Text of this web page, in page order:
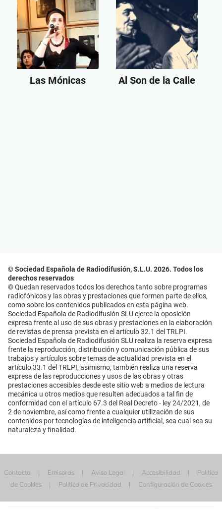
Las Mónicas Al Son de la Calle
© Sociedad Española de Radiodifusión, S.L.U. 2026. Todos los
derechos reservados
© Quedan reservados todos los derechos tanto sobre programas
radiofónicos y las obras y prestaciones que formen parte de ellos,
como sobre los contenidos publicados en esta página web.
Sociedad Española de Radiodifusión SLU ejerce la oposición
expresa frente al uso de sus obras y prestaciones en la elaboración
de revistas de prensa prevista en el artículo 32.1 del TRLPI.
Sociedad Española de Radiodifusión SLU realiza la reserva expresa
frente la reproducción, distribución y comunicación pública de sus
trabajos y artículos sobre temas de actualidad prevista en el
artículo 33.1 del TRLPI, asimismo, también realiza una reserva
expresa de las reproducciones y usos de las obras y otras
prestaciones accesibles desde este sitio web a medios de lectura
mecánica u otros medios que resulten adecuados a tal fin de
conformidad con el artículo 67.3 del Real Decreto - ley 24/2021, de
2 de noviembre, así como frente a cualquier utilización de sus
contenidos por tecnologías de inteligencia artificial, sea cual sea su
naturaleza y finalidad.
Contacta Emisoras Aviso Legal Accesibilidad
Política
de Cookies
Política de Privacidad Configuración de Cookies